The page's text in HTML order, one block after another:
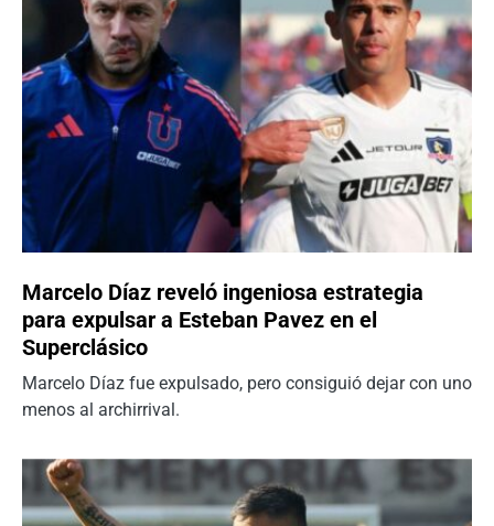
Marcelo Díaz reveló ingeniosa estrategia
para expulsar a Esteban Pavez en el
Superclásico
Marcelo Díaz fue expulsado, pero consiguió dejar con uno
menos al archirrival.